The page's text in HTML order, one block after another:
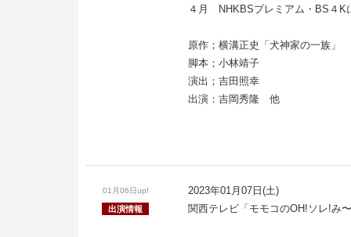
４月 NHKBSプレミアム・BS４K
原作；横溝正史「犬神家の一族」
脚本；小林靖子
演出；吉田照幸
出演：吉岡秀隆 他
01月06日up!
出演情報
2023年01月07日(土)
関西テレビ「モモコのOH!ソレ!み